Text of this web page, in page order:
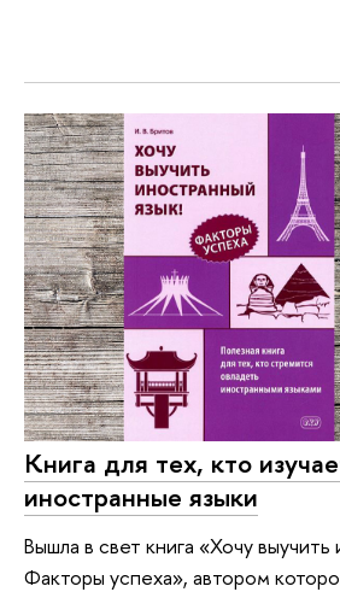
Книга для тех, кто
иностранные языки
Вышла в свет книга «Хочу
Факторы успеха», автором